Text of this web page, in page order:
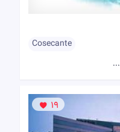
Cosecante
19